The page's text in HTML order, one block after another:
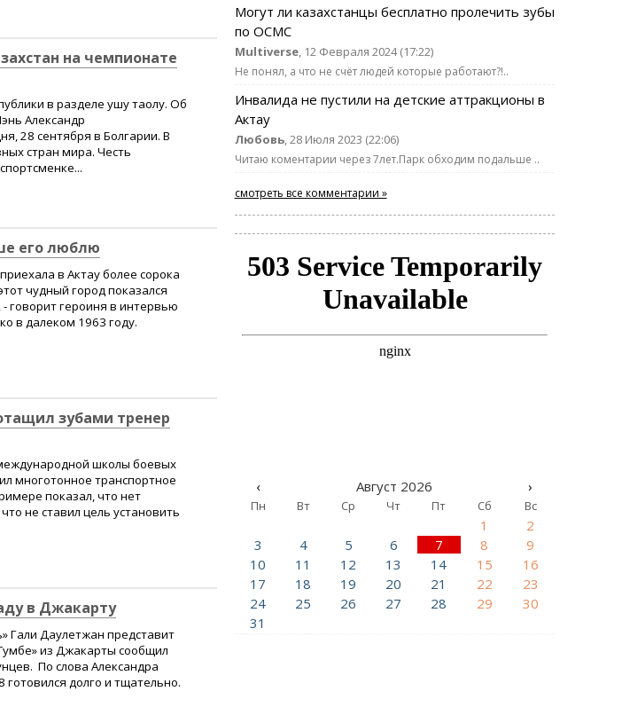
на чемпионате
в разделе ушу таолу. Об
Александр
28 сентября в Болгарии. В
стран мира. Честь
его люблю
в Актау более сорока
чудный город показался
говорит героиня в интервью
в далеком 1963 году.
зубами тренер
школы боевых
многотонное транспортное
показал, что нет
не ставил цель установить
в Джакарту
Гали Даулетжан представит
из Джакарты сообщил
По слова Александра
долго и тщательно.
Могут ли казахстанцы бесплатно пролечить зубы
по ОСМС
Multiverse, 12 Февраля 2024 (17:22)
Не понял, а что не счёт людей которые работают?!..
Инвалида не пустили на детские аттракционы в
Актау
Любовь, 28 Июля 2023 (22:06)
Читаю коментарии через 7лет.Парк обходим подальше ..
смотреть все комментарии »
‹ Август 2026 ›
Пн Вт Ср Чт Пт Сб Вс
1
2
3
4 5 6 7 8
9
10
11 12 13 14 15
16
17
18 19 20 21 22
23
24
25 26 27 28 29
30
31